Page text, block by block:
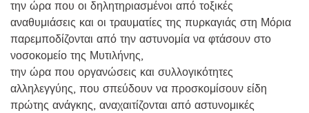
την ώρα που οι δηλητηριασμένοι από τοξικές
αναθυμιάσεις και οι τραυματίες της πυρκαγιάς στη Μόρια
παρεμποδίζονται από την αστυνομία να φτάσουν στο
νοσοκομείο της Μυτιλήνης,
την ώρα που οργανώσεις και συλλογικότητες
αλληλεγγύης, που σπεύδουν να προσκομίσουν είδη
πρώτης ανάγκης, αναχαιτίζονται από αστυνομικές